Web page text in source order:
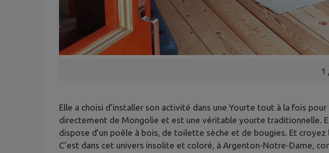
1
Elle a choisi d’installer son activité dans une Yourte tout à la fois
directement de Mongolie et est une véritable yourte traditionnelle.
dispose d’un poêle à bois, de toilette sèche et de bougies. Et
C’est dans cet univers insolite et coloré, à Argenton-Notre-Dame,